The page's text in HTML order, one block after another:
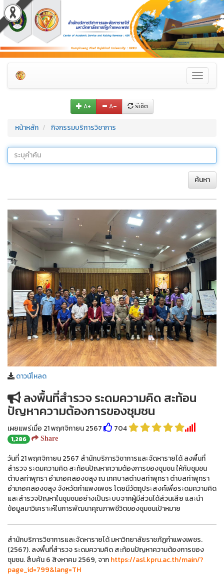
Toggle
A+ A– รีเซ็ต
หน้าหลัก กิจกรรมบริการวิชาการ
ค้นหา
ดาวน์โหลด
ลงพื้นที่สำรวจ ระดมความคิด สะท้อน
ปัญหาความต้องการของชุมชน
เผยแพร่เมื่อ 21 พฤศจิกายน 2567 704
1,286 Share
วันที่ 21 พฤศจิกายน 2567 สำนักบริการวิชาการและจัดหารายได้ ลงพื้นที่
สำรวจ ระดมความคิด สะท้อนปัญหาความต้องการของชุมชน ให้กับชุมชน
ตำบลท่าพุทรา อำเภอคลองขลุง ณ เทศบาลตำบลท่าพุทรา ตำบลท่าพุทรา
อำเภอคลองขลุง จังหวัดกำแพงเพชร โดยมีวัตถุประสงค์เพื่อระดมความคิด
และสำรวจปัญหาในชุมชนอย่างเป็นระบบจากผู้มีส่วนได้ส่วนเสีย และนำ
ข้อมูลมาวิเคราะห์ในการพัฒนาคุณภาพชีวิตของชุมชนเป้าหมาย
สำนักบริการวิชาการและจัดหารายได้ มหาวิทยาลัยราชภัฏกำแพงเพชร.
(2567). ลงพื้นที่สำรวจ ระดมความคิด สะท้อนปัญหาความต้องการของ
ชุมชน. สืบค้น 6 สิงหาคม 2569, จากhttps://asl.kpru.ac.th/main/?
page_id=799&lang=TH